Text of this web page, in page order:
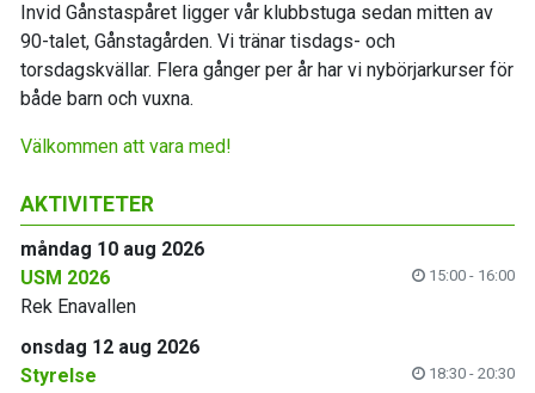
AKTIVITETER
måndag 10 aug 2026
USM 2026
15:00 - 16:00
Rek Enavallen
onsdag 12 aug 2026
Styrelse
18:30 - 20:30
Invid Gånstaspåret ligger vår klubbstuga sedan mitten av
90-talet, Gånstagården. Vi tränar tisdags- och
torsdagskvällar. Flera gånger per år har vi nybörjarkurser för
både barn och vuxna.
Välkommen att vara med!